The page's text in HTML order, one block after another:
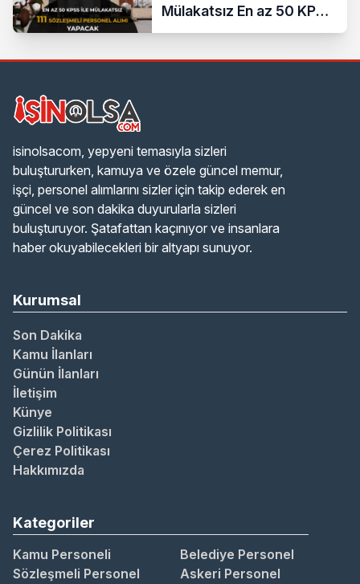
Mülakatsız En az 50 KPSS
ve Lise Mezunu
isinolsacom, yepyeni temasıyla sizleri
buluştururken, kamuya ve özele güncel memur,
işçi, personel alımlarını sizler için takip ederek en
güncel ve son dakika duyurularla sizleri
buluşturuyor. Şatafattan kaçınıyor ve insanlara
haber okuyabilecekleri bir altyapı sunuyor.
Kurumsal
Son Dakika
Kamu İlanları
Günün İlanları
İletişim
Künye
Gizlilik Politikası
Çerez Politikası
Hakkımızda
Kategoriler
Kamu Personeli
Belediye Personel
Sözleşmeli Personel
Askeri Personel